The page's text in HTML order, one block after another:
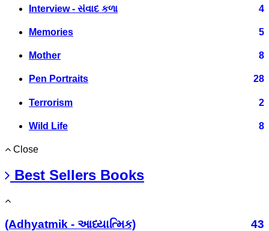
Interview - સંવાદ કળા 4
Memories 5
Mother 8
Pen Portraits 28
Terrorism 2
Wild Life 8
Close
Best Sellers Books
(Adhyatmik - આધ્યાત્મિક)
43